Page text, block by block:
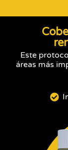
Este
áreas más